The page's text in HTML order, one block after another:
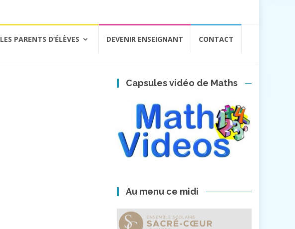
LES PARENTS D’ÉLÈVES DEVENIR ENSEIGNANT CONTACT
Capsules vidéo de Maths
Au menu ce midi